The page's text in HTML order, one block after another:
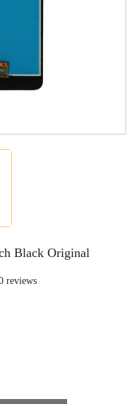
Black Original
reviews